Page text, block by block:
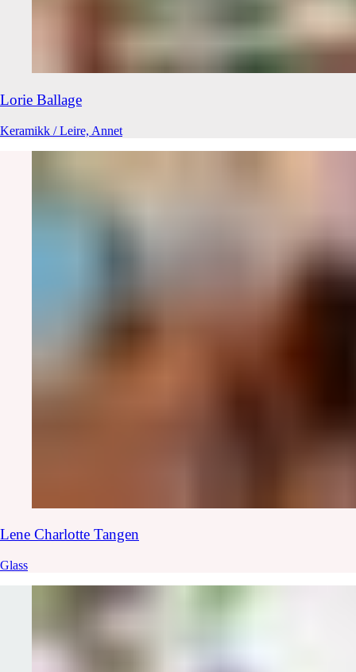
Lorie Ballage
Keramikk / Leire, Annet
Lene Charlotte Tangen
Glass